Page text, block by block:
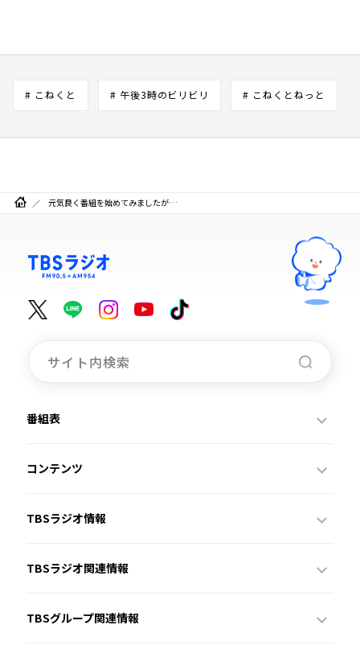
# こねくと # 午後3時のビリビリ # こねくとねっと
元気良く番組を始めてみましたが…
番組表
コンテンツ
TBSラジオ情報
TBSラジオ関連情報
TBSグループ関連情報